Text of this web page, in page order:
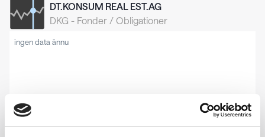
DT.KONSUM REAL EST.AG
DKG - Fonder / Obligationer
ingen data ännu